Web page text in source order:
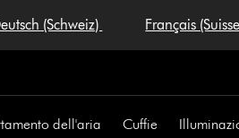
(Schweiz) Français
dell'aria Cuffie